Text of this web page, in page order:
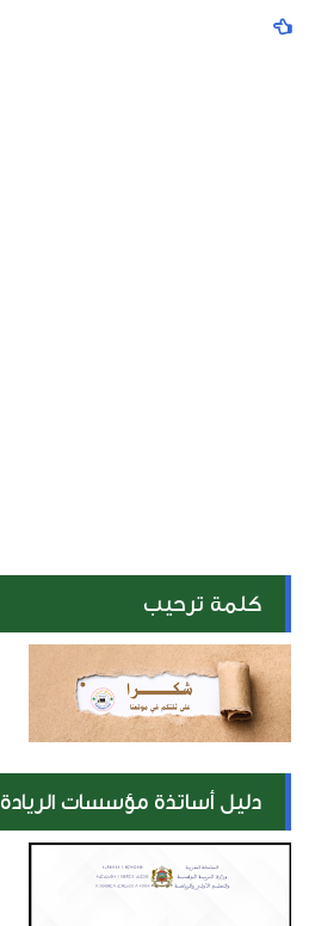
كلمة ترحيب
دليل أساتذة مؤسسات الريادة